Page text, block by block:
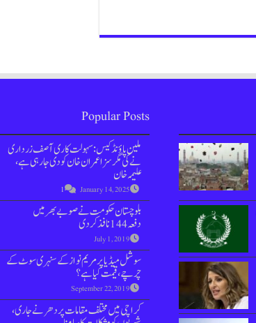
Popular Posts
ملین پاؤنڈ کیس : سہولت کاری آصف زرداری
نے کی مگر سزا عمران خان کو دی جارہی ہے،
علیمہ خان
January 14, 2025
1
بلوچستان حکومت نے صوبے بھر میں
دفعہ 144 نافذ کردی
July 1, 2019
سوشل میڈیا پر مریم نواز کے سنہری سوٹ کے
چرچے، قیمت کیا ہے؟
September 22, 2019
کراچی میں مختلف مقامات پر دھرنے جاری،